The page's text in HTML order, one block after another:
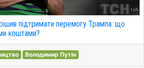
підтримати перемогу Трампа: що
коштами?
Володимир Путін